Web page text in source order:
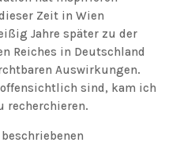
Zeit in Wien
Jahre später zu der
Reiches in Deutschland
Auswirkungen.
sind, kam ich
recherchieren.